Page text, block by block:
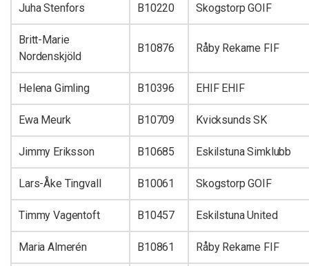
Juha Stenfors B10220 Skogstorp GOIF
Britt-Marie
Nordenskjöld
B10876 Råby Rekarne FIF
Helena Gimling B10396 EHIF EHIF
Ewa Meurk B10709 Kvicksunds SK
Jimmy Eriksson B10685 Eskilstuna Simklubb
Lars-Åke Tingvall B10061 Skogstorp GOIF
Timmy Vagentoft B10457 Eskilstuna United
Maria Almerén B10861 Råby Rekarne FIF